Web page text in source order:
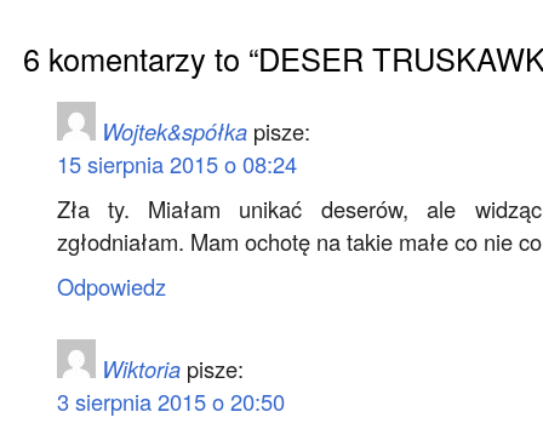
6 komentarzy to “DESER
Wojtek&spółka pisze:
15 sierpnia 2015 o 08:24
Zła ty. Miałam unikać deserów, ale
zgłodniałam. Mam ochotę na takie małe co nie
Odpowiedz
Wiktoria pisze:
3 sierpnia 2015 o 20:50